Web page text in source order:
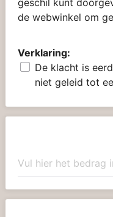
geschil kunt
de webwinkel om
Verklaring:
De klacht is
niet geleid tot